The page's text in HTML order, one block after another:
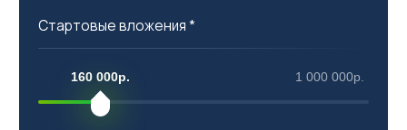
Стартовые вложения *
1 000 000р.
160 000р.